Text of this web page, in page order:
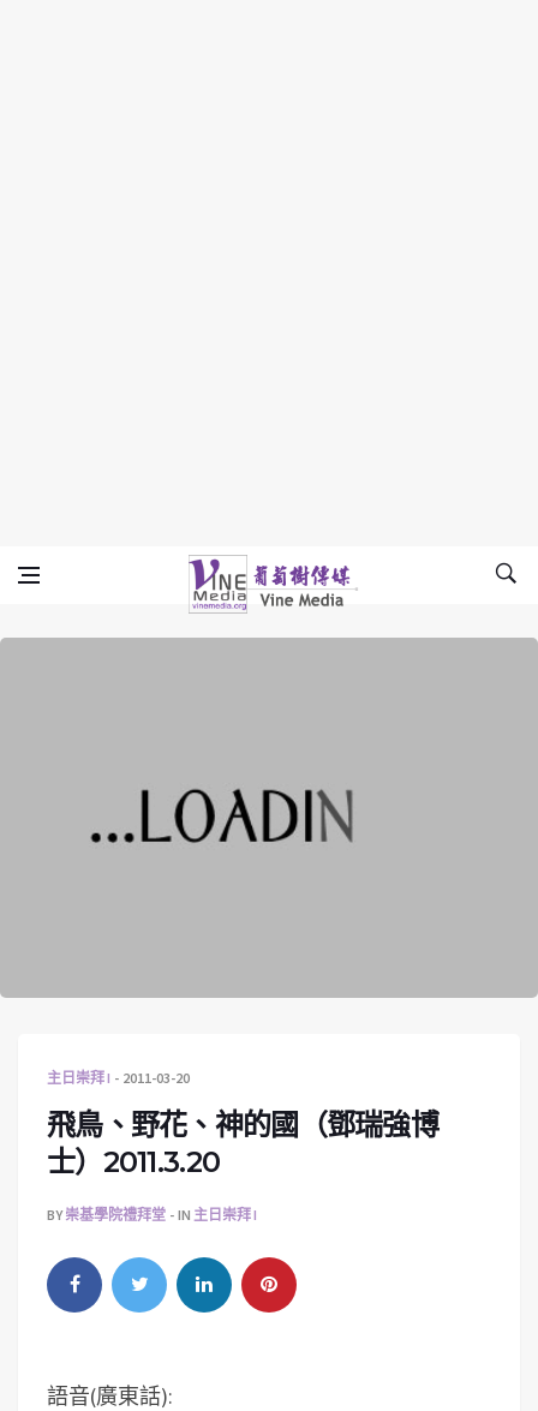
Vine Media
葡萄樹傳媒
主日崇拜 I 2011-03-20
飛鳥、野花、神的國（鄧瑞強博
士）2011.3.20
BY崇基學院禮拜堂 IN 主日崇拜 I
語音(廣東話):